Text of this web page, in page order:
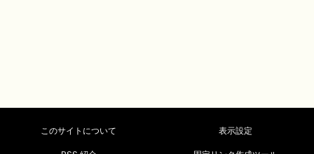
このサイトについて 表示設定